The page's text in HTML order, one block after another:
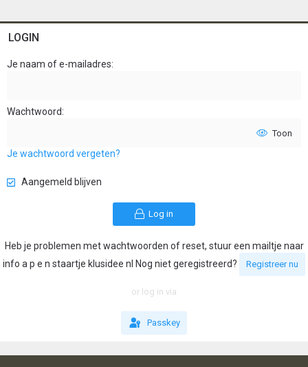
LOGIN
Je naam of e-mailadres
Wachtwoord
Toon
Je wachtwoord vergeten?
Aangemeld blijven
Log in
Heb je problemen met wachtwoorden of reset, stuur een mailtje naar
info a p e n staartje klusidee nl Nog niet geregistreerd?
Registreer nu
or log in via
Passkey